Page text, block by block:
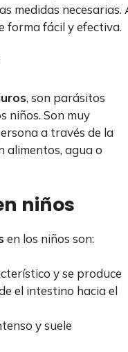
medidas necesarias.
forma fácil y efectiva.
, son parásitos
niños. Son muy
a través de la
alimentos, agua o
niños
en los niños son:
y se produce
el intestino hacia el
y suele